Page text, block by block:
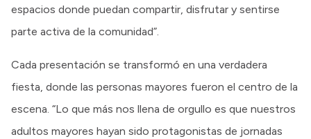
espacios donde puedan compartir, disfrutar y sentirse
parte activa de la comunidad”.
Cada presentación se transformó en una verdadera
fiesta, donde las personas mayores fueron el centro de la
escena. “Lo que más nos llena de orgullo es que nuestros
adultos mayores hayan sido protagonistas de jornadas